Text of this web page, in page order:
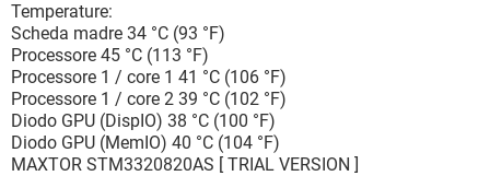
Temperature:
Scheda madre 34 °C (93 °F)
Processore 45 °C (113 °F)
Processore 1 / core 1 41 °C (106 °F)
Processore 1 / core 2 39 °C (102 °F)
Diodo GPU (DispIO) 38 °C (100 °F)
Diodo GPU (MemIO) 40 °C (104 °F)
MAXTOR STM3320820AS [ TRIAL VERSION ]